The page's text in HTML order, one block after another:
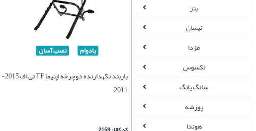
بنز
نیسان
مزدا
لکسوس
سانگ یانگ
پورشه
هوندا
بادوام نصب آسان
باربند نگهدارنده دوچرخه اپتیما TF تی اف 2015-
2011